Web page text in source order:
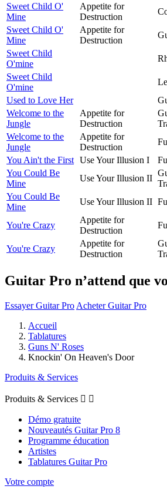
Sweet Child O'
Mine
Appetite for
Destruction
Sweet Child O'
Mine
Appetite for
Destruction
Sweet Child
O'mine
Sweet Child
O'mine
Used to Love Her
Welcome to the
Jungle
Appetite for
Destruction
Welcome to the
Jungle
Appetite for
Destruction
You Ain't the First Use Your Illusion I
You Could Be
Mine
Use Your Illusion II
You Could Be
Mine
Use Your Illusion II
You're Crazy
Appetite for
Destruction
You're Crazy
Appetite for
Destruction
Guitar Pro n’attend que
Essayer Guitar Pro Acheter Guitar Pro
Accueil
Tablatures
Guns N' Roses
Knockin' On Heaven's Door
Produits & Services
Produits & Services  
Démo gratuite
Nouveautés Guitar Pro 8
Programme éducation
Artistes
Tablatures Guitar Pro
Votre compte